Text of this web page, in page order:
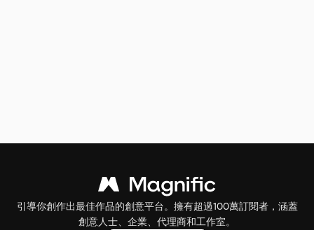
引導你創作出最佳作品的創意平台。擁有超過100萬訂閱者，涵蓋
創意人士、企業、代理商和工作室。